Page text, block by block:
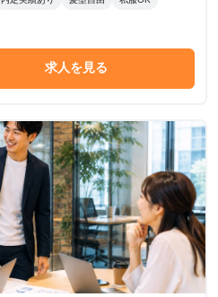
求人を見る